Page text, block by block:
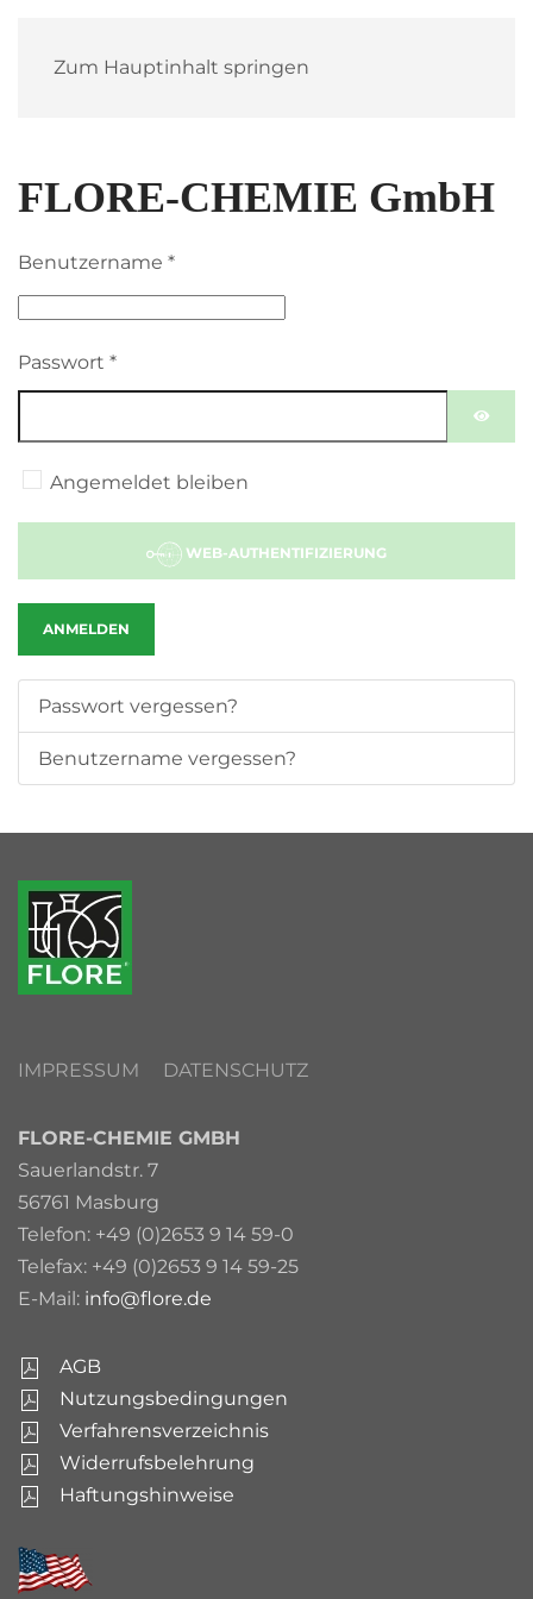
Zum Hauptinhalt springen
FLORE-CHEMIE GmbH
Benutzername *
Passwort *
Angemeldet bleiben
WEB-AUTHENTIFIZIERUNG
ANMELDEN
Passwort vergessen?
Benutzername vergessen?
IMPRESSUM DATENSCHUTZ
FLORE-CHEMIE GMBH
Sauerlandstr. 7
56761 Masburg
Telefon: +49 (0)2653 9 14 59-0
Telefax: +49 (0)2653 9 14 59-25
E-Mail: info@flore.de
AGB
Nutzungsbedingungen
Verfahrensverzeichnis
Widerrufsbelehrung
Haftungshinweise